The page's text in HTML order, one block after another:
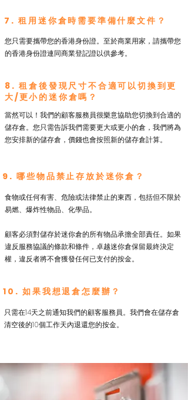
7. 租用迷你倉時需要準備什麼文件？
您只需要攜帶您的香港身份證。至於商業用家，請攜帶您
的香港身份證連同商業登記證以供參考。
8. 租倉後發現尺寸不合適可以切換到更
大/更小的迷你倉嗎？
當然可以！我們的顧客服務員很樂意協助您切換到合適的
儲存倉。您只需告訴我們需要更大或更小的倉，我們將為
您安排新的儲存倉，價錢也會按照新的儲存倉計算。
9. 哪些物品禁止存放於迷你倉？
食物或任何有害、危險或法律禁止的東西，包括但不限於
易燃、爆炸性物品、化學品。
顧客必須對儲存於迷你倉的所有物品承擔全部責任。如果
違反服務協議的條款和條件，卓越迷你倉保留最終決定
權，違反者將不會獲發任何已支付的按金。
10. 如果我想退倉怎麼辦？
只需在14天之前通知我們的顧客服務員。我們會在儲存倉
清空後的10個工作天內退還您的按金。